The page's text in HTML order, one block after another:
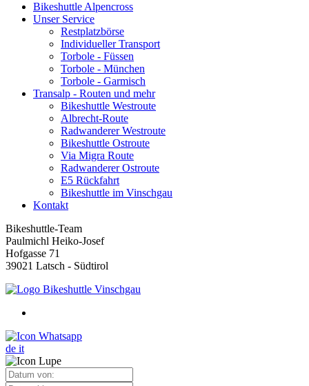
Bikeshuttle Alpencross
Unser Service
Restplatzbörse
Individueller Transport
Torbole - Füssen
Torbole - München
Torbole - Garmisch
Transalp - Routen und mehr
Bikeshuttle Westroute
Albrecht-Route
Radwanderer Westroute
Bikeshuttle Ostroute
Via Migra Route
Radwanderer Ostroute
E5 Rückfahrt
Bikeshuttle im Vinschgau
Kontakt
Bikeshuttle-Team
Paulmichl Heiko-Josef
Hofgasse 71
39021 Latsch - Südtirol
de it